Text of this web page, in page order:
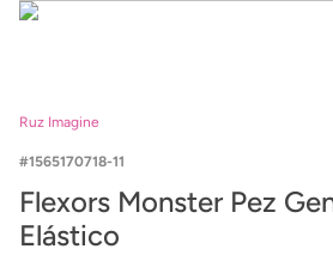
Ruz Imagine
1565170718-11
Flexors Monster Pez
Elástico